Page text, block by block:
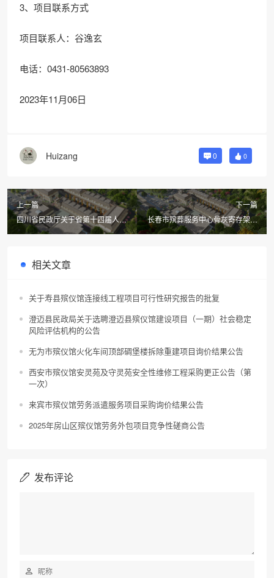
3、项目联系方式
项目联系人：谷逸玄
电话：0431-80563893
2023年11月06日
Huizang 0 0
上一篇
四川省民政厅关于省第十四届人民
代表大会第一次会议第14010640
下一篇
长春市殡葬服务中心骨灰寄存架招
标采购项目成交结果公告
相关文章
关于寿县殡仪馆连接线工程项目可行性研究报告的批复
澄迈县民政局关于选聘澄迈县殡仪馆建设项目（一期）社会稳定
风险评估机构的公告
无为市殡仪馆火化车间顶部碉堡楼拆除重建项目询价结果公告
西安市殡仪馆安灵苑及守灵苑安全性维修工程采购更正公告（第
一次）
来宾市殡仪馆劳务派遣服务项目采购询价结果公告
2025年房山区殡仪馆劳务外包项目竞争性磋商公告
发布评论